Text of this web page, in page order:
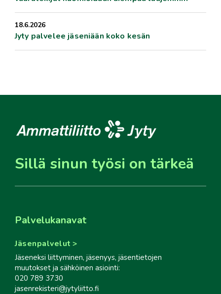
18.6.2026
Jyty palvelee jäseniään koko kesän
Sillä sinun työsi on tärkeä
Palvelukanavat
Jäsenpalvelut
Jäseneksi liittyminen, jäsenyys, jäsentietojen
muutokset ja sähköinen asiointi:
020 789 3730
jasenrekisteri@jytyliitto.fi